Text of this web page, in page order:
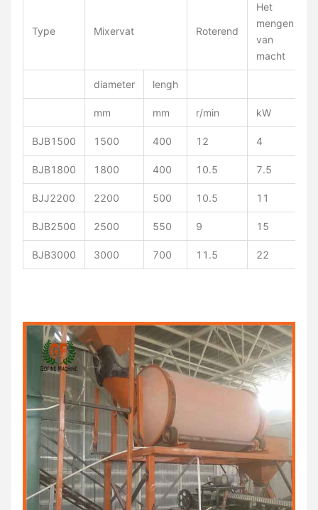
Type Mixervat Roterend
Het
mengen
van
macht
diameter lengh
mm mm r/min kW
BJB1500 1500 400 12 4
BJB1800 1800 400 10.5 7.5
BJJ2200 2200 500 10.5 11
BJB2500 2500 550 9 15
BJB3000 3000 700 11.5 22